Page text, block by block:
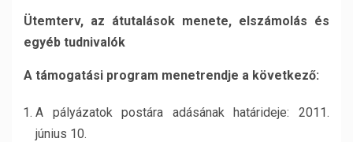
Ütemterv, az átutalások menete, elszámolás és
egyéb tudnivalók
A támogatási program menetrendje a következő:
A pályázatok postára adásának határideje: 2011.
június 10.